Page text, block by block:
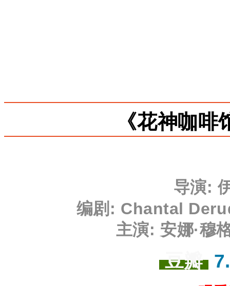
《花神咖
导演:
编剧 : Chantal
主演: 安娜·穆
豆瓣